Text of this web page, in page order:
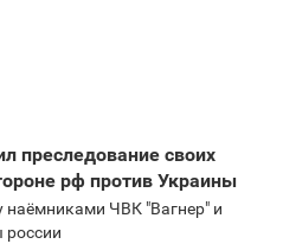
преследование своих
рф против Украины
наёмниками ЧВК "Вагнер" и